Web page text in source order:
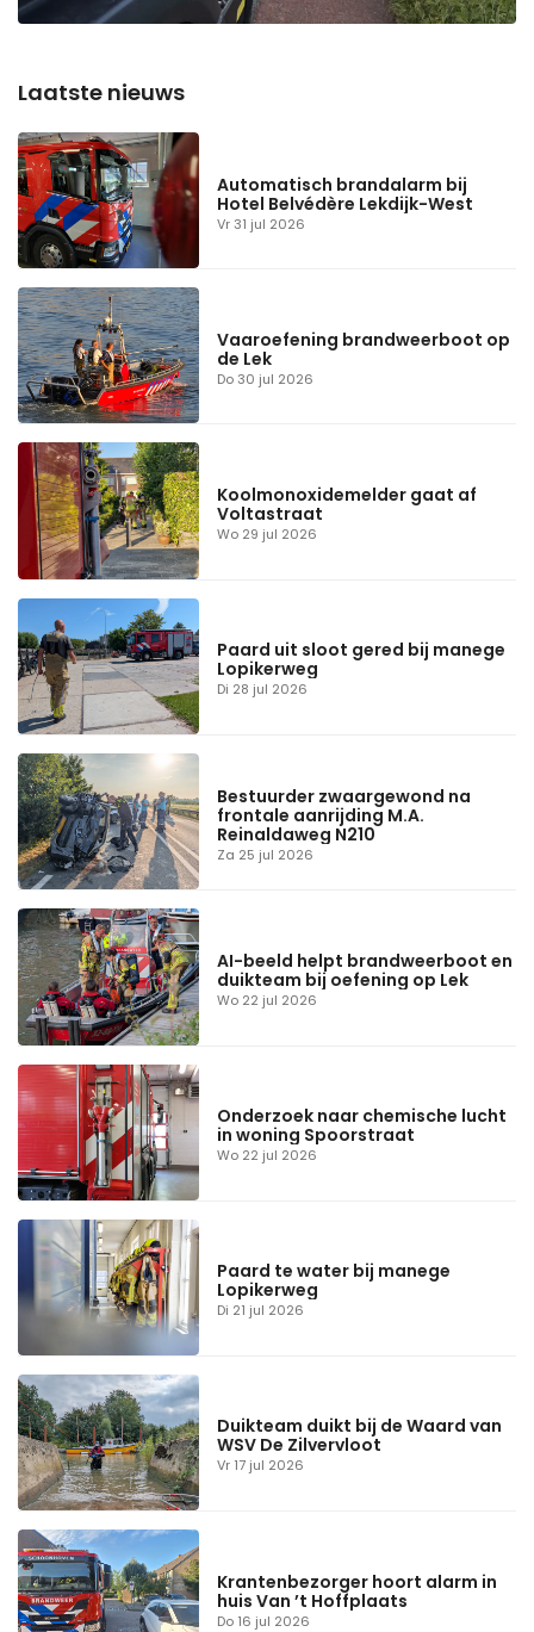
Vr 31 jul 2026
Automatisch brandalarm bij
Hotel Belvédère Lekdijk-West
Do 30 jul 2026
Vaaroefening brandweerboot op
de Lek
Wo 29 jul 2026
Koolmonoxidemelder gaat af
Voltastraat
Di 28 jul 2026
Paard uit sloot gered bij manege
Lopikerweg
Za 25 jul 2026
Bestuurder zwaargewond na
frontale aanrijding M.A.
Reinaldaweg N210
Wo 22 jul 2026
AI-beeld helpt brandweerboot en
duikteam bij oefening op Lek
Wo 22 jul 2026
Onderzoek naar chemische lucht
in woning Spoorstraat
Di 21 jul 2026
Paard te water bij manege
Lopikerweg
Vr 17 jul 2026
Duikteam duikt bij de Waard van
WSV De Zilvervloot
Do 16 jul 2026
Krantenbezorger hoort alarm in
huis Van ’t Hoffplaats